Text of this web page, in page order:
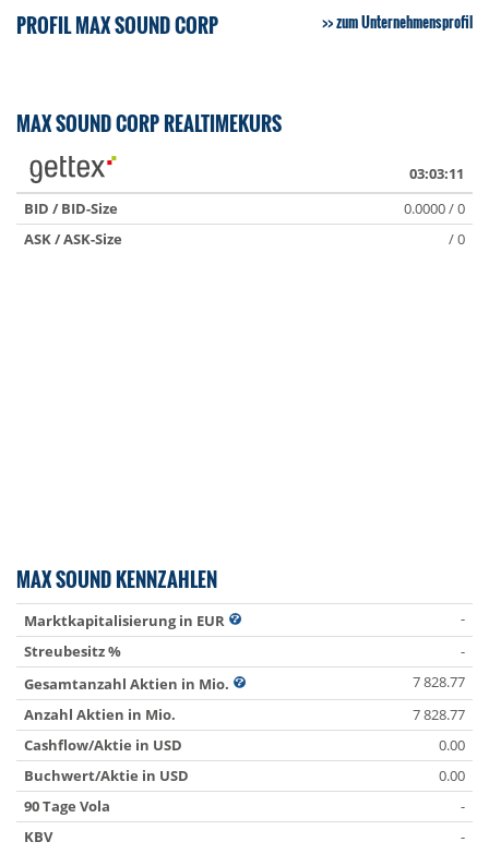
PROFIL MAX SOUND CORP zum Unternehmensprofil
MAX SOUND CORP REALTIMEKURS
03:03:11
BID / BID-Size
0.0000 / 0
ASK / ASK-Size
/ 0
MAX SOUND KENNZAHLEN
Marktkapitalisierung in EUR
-
Streubesitz %
-
Gesamtanzahl Aktien in Mio.
7 828.77
Anzahl Aktien in Mio.
7 828.77
Cashflow/Aktie in USD
0.00
Buchwert/Aktie in USD
0.00
90 Tage Vola
-
KBV
-